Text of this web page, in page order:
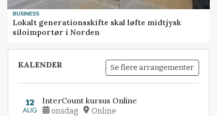
BUSINESS
Lokalt generationsskifte skal løfte midtjysk
siloimportør i Norden
KALENDER Se flere arrangementer
12
AUG
InterCount kursus Online
onsdag Online